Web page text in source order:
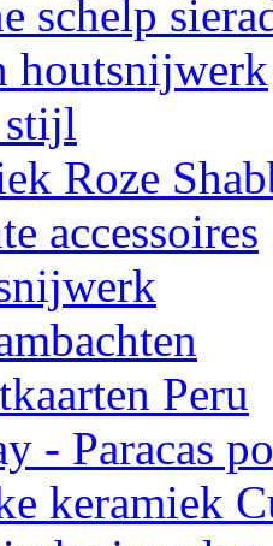
schelp
houtsnijwerk
Roze
accessoires
Peru
- Paracas
keramiek